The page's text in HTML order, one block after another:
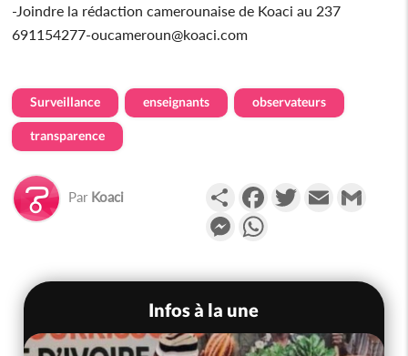
-Joindre la rédaction camerounaise de Koaci au 237
691154277-oucameroun@koaci.com
Surveillance enseignants observateurs
transparence
Par Koaci PartagerFacebookTwitterEmail
Messenger
Infos à la une